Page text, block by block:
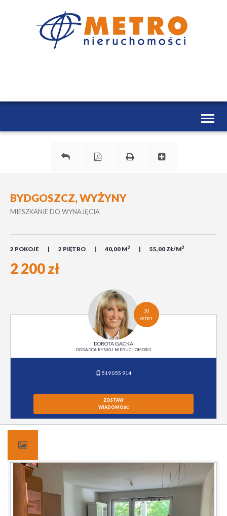
Toggle
BYDGOSZCZ, WYŻYNY
MIESZKANIE DO WYNAJĘCIA
2 POKOJE 2 PIĘTRO 40,00 M2 55,00 ZŁ/M2
2 200 zł
10
OFERT
DOROTA GACKA
DORADCA RYNKU NIERUCHOMOŚCI
519 055 914
ZOSTAW
WIADOMOŚĆ